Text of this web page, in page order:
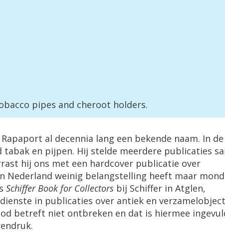
pipes and cheroot holders.
Rapaport al decennia lang een bekende naam. In de
tabak en pijpen. Hij stelde meerdere publicaties
hij ons met een hardcover publicatie over
Nederland weinig belangstelling heeft maar
Schiffer Book for Collectors bij Schiffer in Atglen,
in publicaties over antiek en
betreft niet ontbreken en dat is hiermee
.